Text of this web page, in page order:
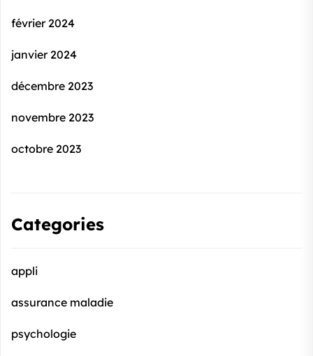
février 2024
janvier 2024
décembre 2023
novembre 2023
octobre 2023
Categories
appli
assurance maladie
psychologie